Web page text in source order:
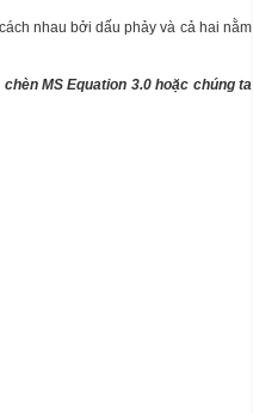
nhau bởi dấu phảy và cả hai nằm
MS Equation 3.0 hoặc chúng ta